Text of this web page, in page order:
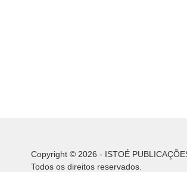
Copyright © 2026 - ISTOÉ
Todos os direitos reservados.